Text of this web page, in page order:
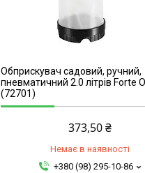
Обприскувач садовий, ручний,
пневматичний 2.0 літрів Forte
(72701)
373,50 ₴
Немає в наявності
+380 (98) 295-10-86